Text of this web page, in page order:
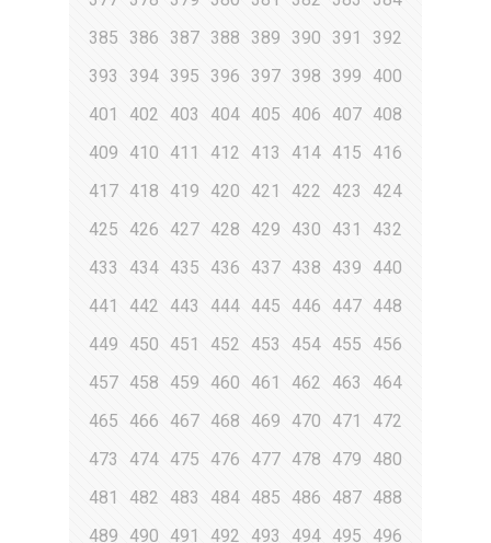
385
386 387 388 389 390 391
392
393
394 395 396 397 398 399
400
401
402 403 404 405 406 407 408
409
410 411 412 413 414 415
416
417 418 419 420 421 422 423
424
425
426 427 428 429 430 431
432
433
434 435 436 437 438 439
440
441
442 443 444 445 446 447 448
449
450 451 452 453 454 455
456
457 458 459 460 461 462 463
464
465
466 467 468 469 470 471
472
473
474 475 476 477 478 479
480
481
482 483 484 485 486 487 488
489
490 491 492 493 494 495 496